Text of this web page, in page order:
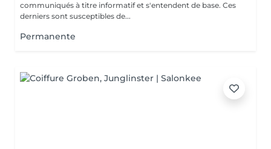
communiqués à titre informatif et s'entendent de base. Ces
derniers sont susceptibles de...
Permanente